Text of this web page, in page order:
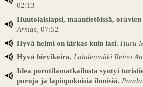
02:13
Huutolaislapsi, maantietöissä, oravien
Armas, 07:52
Hyvä helmi on kirkas kuin lasi, Huru
Hyvä hirvikoira, Lahdenmäki Reino
Idea porotilamatkailusta syntyi
poroja ja lapinpukuisia ihmisiä,